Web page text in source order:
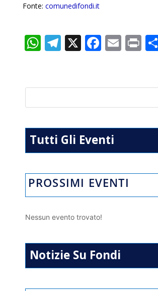
Fonte: comunedifondi.it
W
s
A
p
p
T
gr
a
m
X F
b
o
o
k
E
l
Pr
Tutti Gli Eventi
PROSSIMI EVENTI
Nessun evento trovato!
Notizie Su Fondi